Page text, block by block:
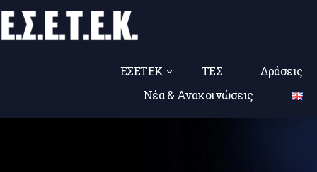
ΕΣΕΤΕΚ ΤΕΣ
Δράσεις
Νέα & Ανακοινώσεις